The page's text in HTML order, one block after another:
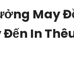
May
In